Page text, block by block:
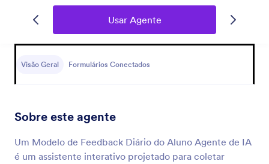
Usar Agente
Visão Geral Formulários Conectados
Sobre este agente
Um Modelo de Feedback Diário do Aluno Agente de IA
é um assistente interativo projetado para coletar